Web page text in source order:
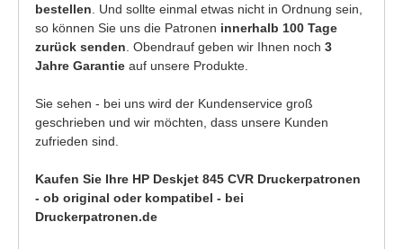
bestellen . Und sollte einmal etwas nicht in Ordnung sein,
so können Sie uns die Patronen innerhalb 100 Tage
zurück senden . Obendrauf geben wir Ihnen noch 3
Jahre Garantie auf unsere Produkte.
Sie sehen - bei uns wird der Kundenservice groß
geschrieben und wir möchten, dass unsere Kunden
zufrieden sind.
Kaufen Sie Ihre HP Deskjet 845 CVR Druckerpatronen
- ob original oder kompatibel - bei
Druckerpatronen.de